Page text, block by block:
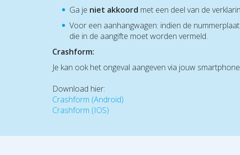
Ga je niet akkoord met een deel van de
Voor een aanhangwagen: indien de
die in de aangifte moet worden vermeld.
Crashform:
Je kan ook het ongeval aangeven via jouw
Download hier:
Crashform (Android)
Crashform (IOS)